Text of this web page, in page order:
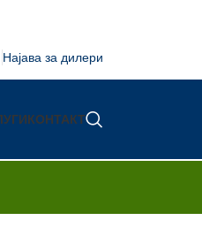
Најава за дилери
КОНТАКТ